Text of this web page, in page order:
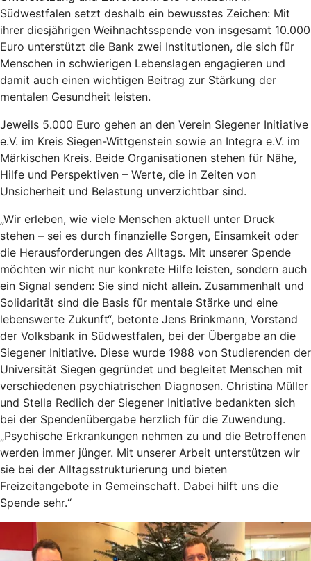
Südwestfalen setzt deshalb ein bewusstes Zeichen: Mit
ihrer diesjährigen Weihnachtsspende von insgesamt 10.000
Euro unterstützt die Bank zwei Institutionen, die sich für
Menschen in schwierigen Lebenslagen engagieren und
damit auch einen wichtigen Beitrag zur Stärkung der
mentalen Gesundheit leisten.
Jeweils 5.000 Euro gehen an den Verein Siegener Initiative
e.V. im Kreis Siegen-Wittgenstein sowie an Integra e.V. im
Märkischen Kreis. Beide Organisationen stehen für Nähe,
Hilfe und Perspektiven – Werte, die in Zeiten von
Unsicherheit und Belastung unverzichtbar sind.
„Wir erleben, wie viele Menschen aktuell unter Druck
stehen – sei es durch finanzielle Sorgen, Einsamkeit oder
die Herausforderungen des Alltags. Mit unserer Spende
möchten wir nicht nur konkrete Hilfe leisten, sondern auch
ein Signal senden: Sie sind nicht allein. Zusammenhalt und
Solidarität sind die Basis für mentale Stärke und eine
lebenswerte Zukunft“, betonte Jens Brinkmann, Vorstand
der Volksbank in Südwestfalen, bei der Übergabe an die
Siegener Initiative. Diese wurde 1988 von Studierenden der
Universität Siegen gegründet und begleitet Menschen mit
verschiedenen psychiatrischen Diagnosen. Christina Müller
und Stella Redlich der Siegener Initiative bedankten sich
bei der Spendenübergabe herzlich für die Zuwendung.
„Psychische Erkrankungen nehmen zu und die Betroffenen
werden immer jünger. Mit unserer Arbeit unterstützen wir
sie bei der Alltagsstrukturierung und bieten
Freizeitangebote in Gemeinschaft. Dabei hilft uns die
Spende sehr.“